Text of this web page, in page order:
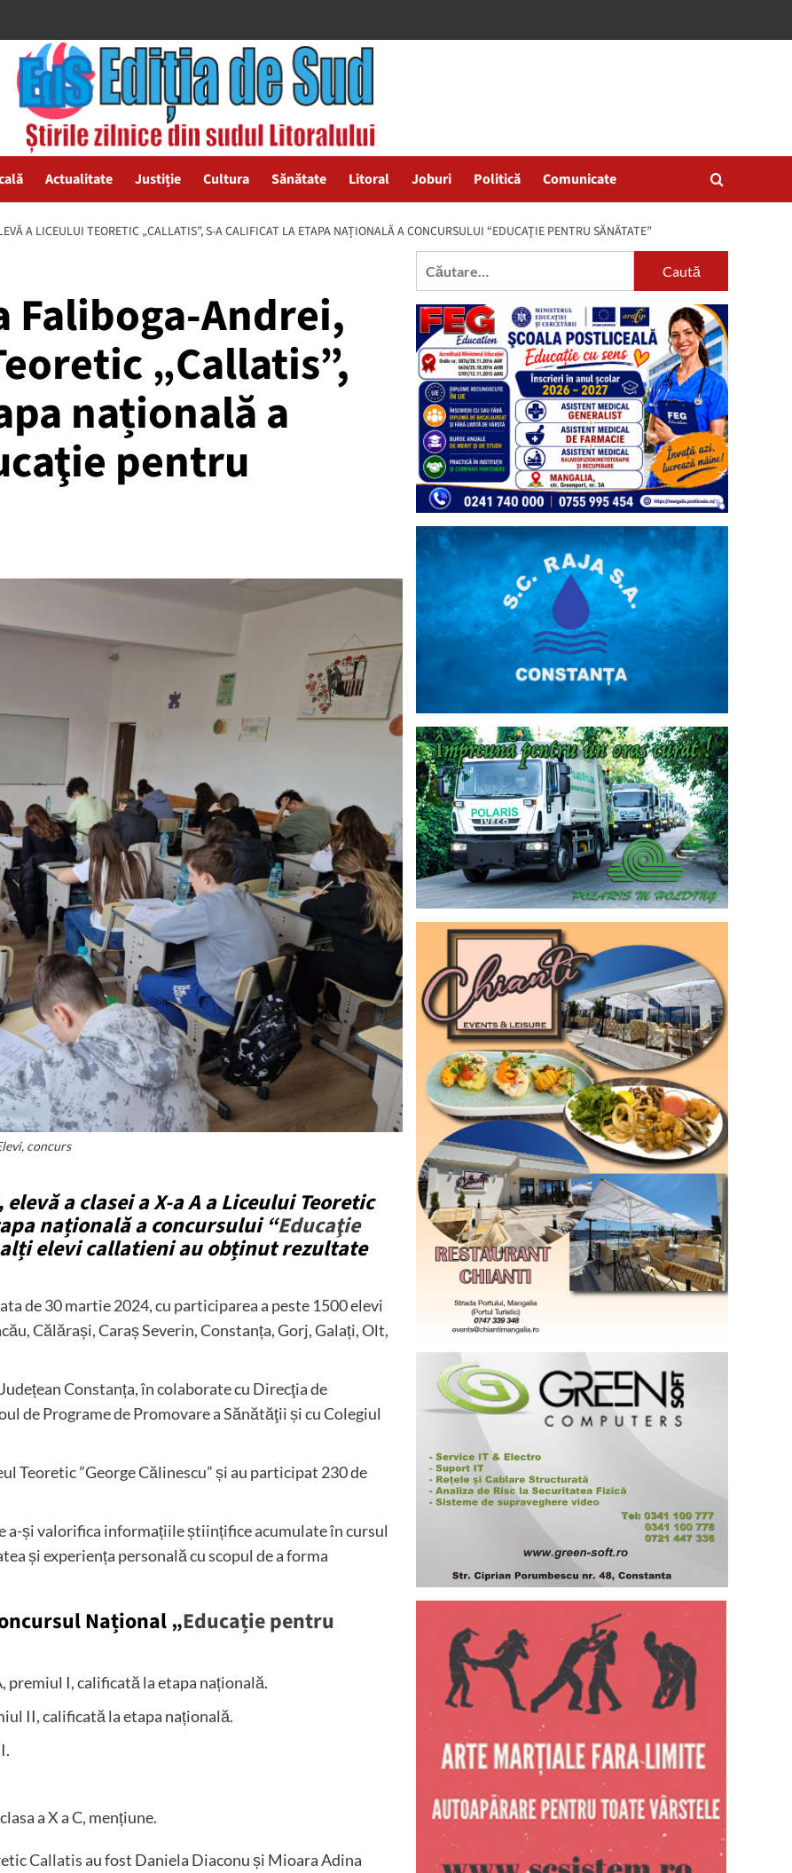
Actualitate Justiție Cultura Sănătate Litoral Joburi Politică Comunicate
A LICEULUI TEORETIC „CALLATIS”, S-A CALIFICAT LA ETAPA NAȚIONALĂ A CONCURSULUI “EDUCAŢIE PENTRU SĂNĂTATE”
Faliboga-Andrei,
„Callatis”,
națională a
pentru
concurs
elevă a clasei a X-a A a Liceului Teoretic
națională a concursului “Educaţie
alți elevi callatieni au obținut rezultate
de 30 martie 2024, cu participarea a peste 1500 elevi
Călărași, Caraș Severin, Constanța, Gorj, Galați, Olt,
Constanța, în colaborate cu Direcţia de
de Programe de Promovare a Sănătăţii și cu Colegiul
Teoretic ”George Călinescu” și au participat 230 de
și valorifica informațiile științifice acumulate în cursul
și experiența personală cu scopul de a forma
Național „Educație pentru
premiul I, calificată la etapa națională.
II, calificată la etapa națională.
a X a C, mențiune.
Callatisau fost Daniela Diaconu și Mioara Adina
Caută